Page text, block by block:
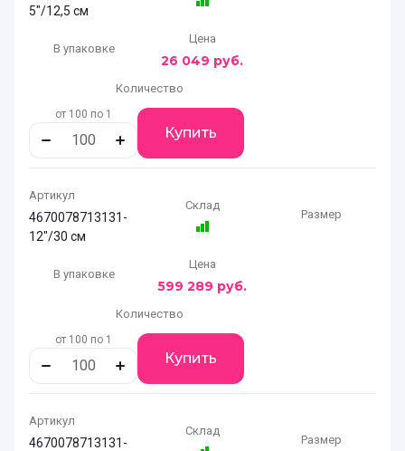
5"/12,5 см
В упаковке
Цена
26 049 руб.
Количество
от 100 по 1
Купить
Артикул
4670078713131-
12"/30 см
Склад
Размер
В упаковке
Цена
599 289 руб.
Количество
от 100 по 1
Купить
Артикул
4670078713131-
Склад
Размер